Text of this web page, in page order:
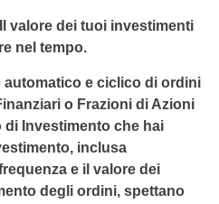
valore dei tuoi investimenti
nel tempo.
automatico e ciclico di ordini
o Frazioni di Azioni
Investimento che hai
inclusa
e il valore dei
degli ordini, spettano